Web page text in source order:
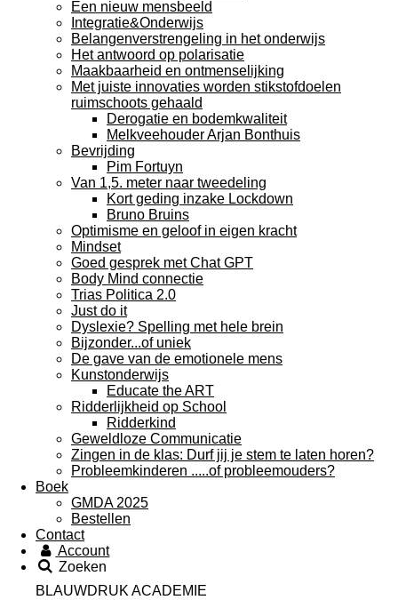
Een nieuw mensbeeld
Integratie&Onderwijs
Belangenverstrengeling in het onderwijs
Het antwoord op polarisatie
Maakbaarheid en ontmenselijking
Met juiste innovaties worden stikstofdoelen
ruimschoots gehaald
Derogatie en bodemkwaliteit
Melkveehouder Arjan Bonthuis
Bevrijding
Pim Fortuyn
Van 1,5. meter naar tweedeling
Kort geding inzake Lockdown
Bruno Bruins
Optimisme en geloof in eigen kracht
Mindset
Goed gesprek met Chat GPT
Body Mind connectie
Trias Politica 2.0
Just do it
Dyslexie? Spelling met hele brein
Bijzonder...of uniek
De gave van de emotionele mens
Kunstonderwijs
Educate the ART
Ridderlijkheid op School
Ridderkind
Geweldloze Communicatie
Zingen in de klas: Durf jij je stem te laten horen?
Probleemkinderen .....of probleemouders?
Boek
GMDA 2025
Bestellen
Contact
Account
Zoeken
BLAUWDRUK ACADEMIE